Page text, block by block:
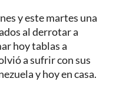
y este martes una
al derrotar a
hoy tablas a
a sufrir con sus
y hoy en casa.